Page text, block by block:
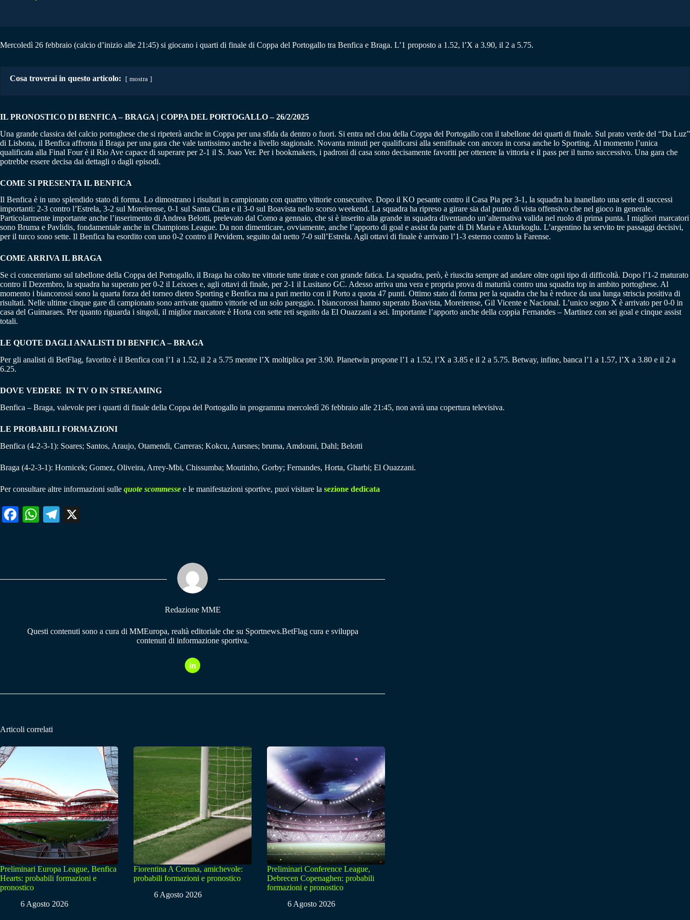
Mercoledì 26 febbraio (calcio d’inizio alle 21:45) si giocano i quarti di finale di Coppa del Portogallo tra Benfica e Braga. L’1 proposto a 1.52, l’X a 3.90, il 2 a 5.75.
Cosa troverai in questo articolo: mostra
IL PRONOSTICO DI BENFICA – BRAGA | COPPA DEL PORTOGALLO – 26/2/2025
Una grande classica del calcio portoghese che si ripeterà anche in Coppa per una sfida da dentro o fuori. Si entra nel clou della Coppa del Portogallo con il tabellone dei quarti di finale. Sul prato verde del “Da Luz”
di Lisbona, il Benfica affronta il Braga per una gara che vale tantissimo anche a livello stagionale. Novanta minuti per qualificarsi alla semifinale con ancora in corsa anche lo Sporting. Al momento l’unica
qualificata alla Final Four è il Rio Ave capace di superare per 2-1 il S. Joao Ver. Per i bookmakers, i padroni di casa sono decisamente favoriti per ottenere la vittoria e il pass per il turno successivo. Una gara che
potrebbe essere decisa dai dettagli o dagli episodi.
COME SI PRESENTA IL BENFICA
Il Benfica è in uno splendido stato di forma. Lo dimostrano i risultati in campionato con quattro vittorie consecutive. Dopo il KO pesante contro il Casa Pia per 3-1, la squadra ha inanellato una serie di successi
importanti: 2-3 contro l’Estrela, 3-2 sul Moreirense, 0-1 sul Santa Clara e il 3-0 sul Boavista nello scorso weekend. La squadra ha ripreso a girare sia dal punto di vista offensivo che nel gioco in generale.
Particolarmente importante anche l’inserimento di Andrea Belotti, prelevato dal Como a gennaio, che si è inserito alla grande in squadra diventando un’alternativa valida nel ruolo di prima punta. I migliori marcatori
sono Bruma e Pavlidis, fondamentale anche in Champions League. Da non dimenticare, ovviamente, anche l’apporto di goal e assist da parte di Di Maria e Akturkoglu. L’argentino ha servito tre passaggi decisivi,
per il turco sono sette. Il Benfica ha esordito con uno 0-2 contro il Pevidem, seguito dal netto 7-0 sull’Estrela. Agli ottavi di finale è arrivato l’1-3 esterno contro la Farense.
COME ARRIVA IL BRAGA
Se ci concentriamo sul tabellone della Coppa del Portogallo, il Braga ha colto tre vittorie tutte tirate e con grande fatica. La squadra, però, è riuscita sempre ad andare oltre ogni tipo di difficoltà. Dopo l’1-2 maturato
contro il Dezembro, la squadra ha superato per 0-2 il Leixoes e, agli ottavi di finale, per 2-1 il Lusitano GC. Adesso arriva una vera e propria prova di maturità contro una squadra top in ambito portoghese. Al
momento i biancorossi sono la quarta forza del torneo dietro Sporting e Benfica ma a pari merito con il Porto a quota 47 punti. Ottimo stato di forma per la squadra che ha è reduce da una lunga striscia positiva di
risultati. Nelle ultime cinque gare di campionato sono arrivate quattro vittorie ed un solo pareggio. I biancorossi hanno superato Boavista, Moreirense, Gil Vicente e Nacional. L’unico segno X è arrivato per 0-0 in
casa del Guimaraes. Per quanto riguarda i singoli, il miglior marcatore è Horta con sette reti seguito da El Ouazzani a sei. Importante l’apporto anche della coppia Fernandes – Martinez con sei goal e cinque assist
totali.
LE QUOTE DAGLI ANALISTI DI BENFICA – BRAGA
Per gli analisti di BetFlag, favorito è il Benfica con l’1 a 1.52, il 2 a 5.75 mentre l’X moltiplica per 3.90. Planetwin propone l’1 a 1.52, l’X a 3.85 e il 2 a 5.75. Betway, infine, banca l’1 a 1.57, l’X a 3.80 e il 2 a
6.25.
DOVE VEDERE IN TV O IN STREAMING
Benfica – Braga, valevole per i quarti di finale della Coppa del Portogallo in programma mercoledì 26 febbraio alle 21:45, non avrà una copertura televisiva.
LE PROBABILI FORMAZIONI
Benfica (4-2-3-1): Soares; Santos, Araujo, Otamendi, Carreras; Kokcu, Aursnes; bruma, Amdouni, Dahl; Belotti
Braga (4-2-3-1): Hornicek; Gomez, Oliveira, Arrey-Mbi, Chissumba; Moutinho, Gorby; Fernandes, Horta, Gharbi; El Ouazzani.
Per consultare altre informazioni sulle quote scommesse e le manifestazioni sportive, puoi visitare la sezione dedicata
Fa W
pp
Te
m
Redazione MME
Questi contenuti sono a cura di MMEuropa, realtà editoriale che su Sportnews.BetFlag cura e sviluppa
contenuti di informazione sportiva.
Articoli correlati
Preliminari Europa League, Benfica
Hearts: probabili formazioni e
pronostico
6 Agosto 2026
Fiorentina A Coruna, amichevole:
probabili formazioni e pronostico
6 Agosto 2026
Preliminari Conference League,
Debrecen Copenaghen: probabili
formazioni e pronostico
6 Agosto 2026